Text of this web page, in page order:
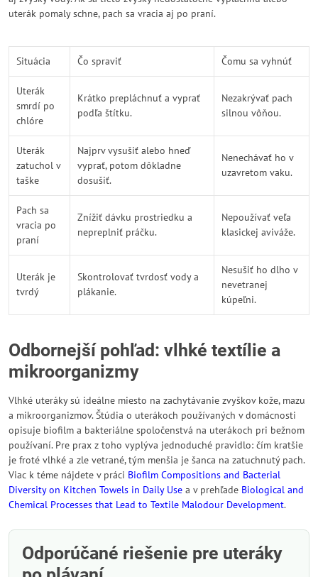
uterák pomaly schne, pach sa vracia aj po praní.
Situácia Čo spraviť Čomu sa vyhnúť
Uterák
smrdí po
chlóre
Krátko prepláchnuť a vyprať
podľa štítku.
Nezakrývať pach
silnou vôňou.
Uterák
zatuchol v
taške
Najprv vysušiť alebo hneď
vyprať, potom dôkladne
dosušiť.
Nenechávať ho v
uzavretom vaku.
Pach sa
vracia po
praní
Znížiť dávku prostriedku a
nepreplniť práčku.
Nepoužívať veľa
klasickej aviváže.
Uterák je
tvrdý
Skontrolovať tvrdosť vody a
plákanie.
Nesušiť ho dlho v
nevetranej
kúpeľni.
Odbornejší pohľad: vlhké textílie a
mikroorganizmy
Vlhké uteráky sú ideálne miesto na zachytávanie zvyškov kože, mazu
a mikroorganizmov. Štúdia o uterákoch používaných v domácnosti
opisuje biofilm a bakteriálne spoločenstvá na uterákoch pri bežnom
používaní. Pre prax z toho vyplýva jednoduché pravidlo: čím kratšie
je froté vlhké a zle vetrané, tým menšia je šanca na zatuchnutý pach.
Viac k téme nájdete v práci Biofilm Compositions and Bacterial
Diversity on Kitchen Towels in Daily Use a v prehľade Biological and
Chemical Processes that Lead to Textile Malodour Development.
Odporúčané riešenie pre uteráky